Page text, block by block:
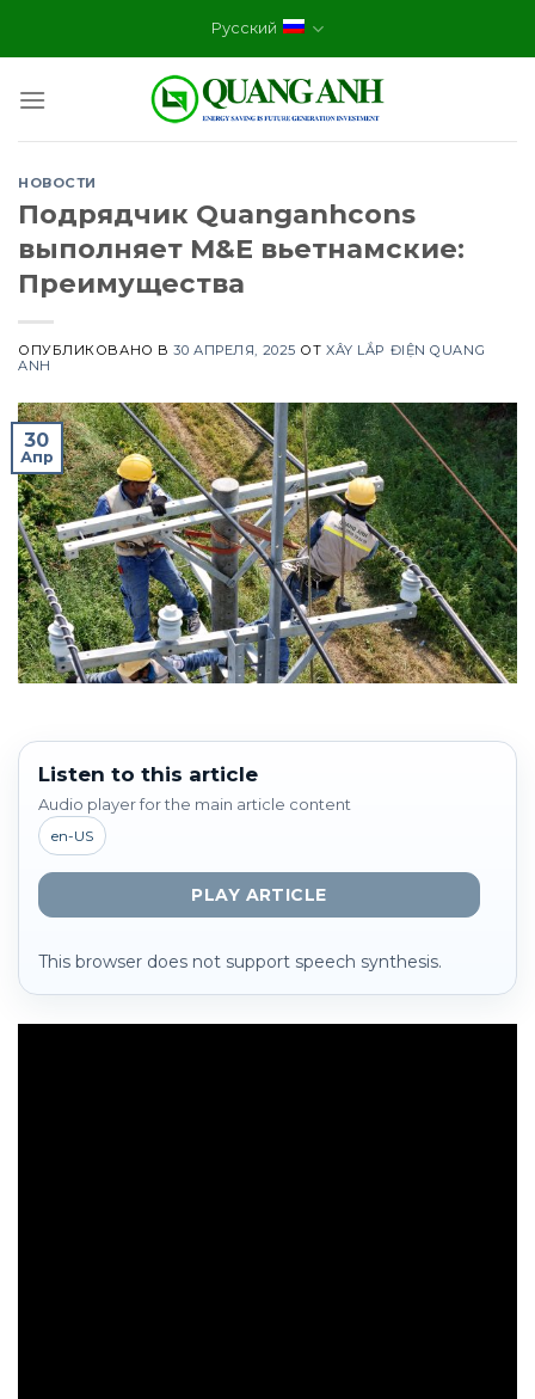
Русский
НОВОСТИ
Подрядчик Quanganhcons
выполняет M&E вьетнамские:
Преимущества
ОПУБЛИКОВАНО В30 АПРЕЛЯ, 2025 ОТXÂY LẮP ĐIỆN QUANG
ANH
30
Апр
Listen to this article
Audio player for the main article content
en-US
PLAY ARTICLE
This browser does not support speech synthesis.